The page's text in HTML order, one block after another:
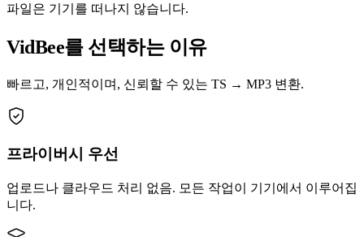
파일은 기기를 떠나지 않습니다.
VidBee를 선택하는 이유
빠르고, 개인적이며, 신뢰할 수 있는 TS → MP3 변환.
프라이버시 우선
업로드나 클라우드 처리 없음. 모든 작업이 기기에서 이루어집
니다.